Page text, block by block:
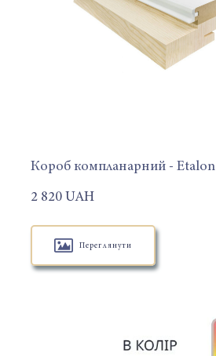
Короб компланарний - Etalon
2 820 UAH
Переглянути